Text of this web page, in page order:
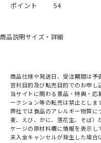
ポイント
54
商品説明サイズ・詳細
商品仕様や発送日、受注期間は予
営利目的及び転売目的でのお申し
当サイトに関わる景品・特典・
ークション等の転売は禁止としま
弊社では食品のアレルギー物質に
麦、えび、かに、落花生、そば）
ケージの原材料欄に情報を表示し
未入金キャンセルが発生した場合